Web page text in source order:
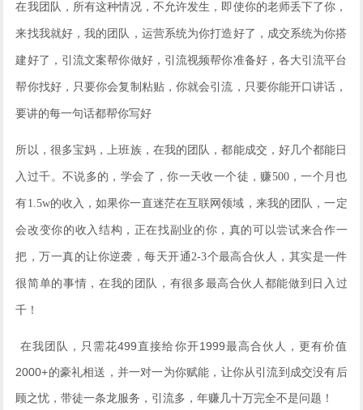
在我团队，所有这种情况，不允许发生，即使你的老师丢下了你，
来找我就好，我的团队，运营系统为你打造好了，成交系统为你搭
建好了，引流文案帮你做好，引流视频帮你准备好，各大引流平台
帮你找好，只要你会复制粘贴，你就会引流，只要你能开口讲话，
要讲的每一句话都帮你写好
所以，很多宝妈，上班族，在我的团队，都能成交，好几个都能日
入过千。不说多的，学会了，你一天收一个徒，赚500，一个月也
有1.5w的收入，如果你一直迷茫在互联网领域，来我的团队，一定
会改变你的收入结构，正在找副业的你，真的可以尝试来合作一
把，万一真的让你逆袭，每天开通2-3个最高合伙人，其实是一件
很简单的事情，在我的团队，有很多最高合伙人都能做到日入过
千！
在我团队，只需花499直接给你开1999最高合伙人，更有价值
2000+的豪礼相送，并一对一为你赋能，让你从引流到成交没有后
顾之忧，带徒一条龙服务，引流多，年赚几十万完全不是问题！